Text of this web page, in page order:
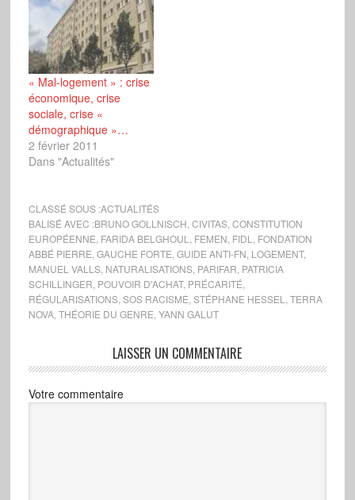
« Mal-logement » : crise
économique, crise
sociale, crise «
démographique »…
2 février 2011
Dans "Actualités"
CLASSÉ SOUS :ACTUALITÉS
BALISÉ AVEC :BRUNO GOLLNISCH CIVITAS, CONSTITUTION
EUROPÉENNE FARIDA BELGHOUL FEMEN FIDL
FONDATION
ABBÉ PIERRE GAUCHE FORTE GUIDE ANTI-FN LOGEMENT,
MANUEL VALLS, NATURALISATIONS, PARIFAR PATRICIA
SCHILLINGER POUVOIR D'ACHAT, PRÉCARITÉ
RÉGULARISATIONS, SOS RACISME STÉPHANE HESSEL
TERRA
NOVA, THÉORIE DU GENRE YANN GALUT
LAISSER UN COMMENTAIRE
Votre commentaire